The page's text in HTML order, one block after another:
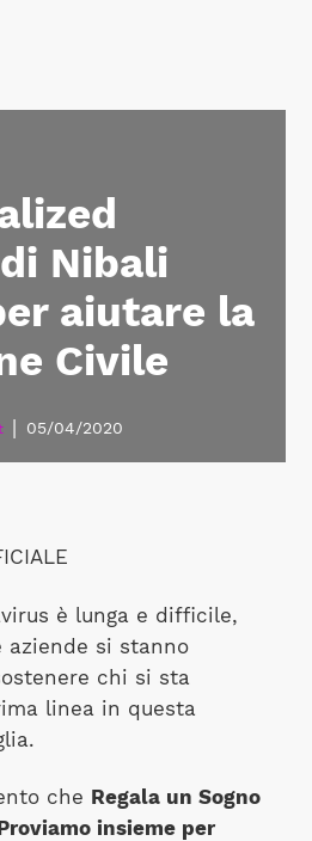
Nibali
aiutare la
Civile
05/04/2020
è lunga e difficile,
aziende si stanno
chi si sta
linea in questa
che Regala un Sogno
insieme per